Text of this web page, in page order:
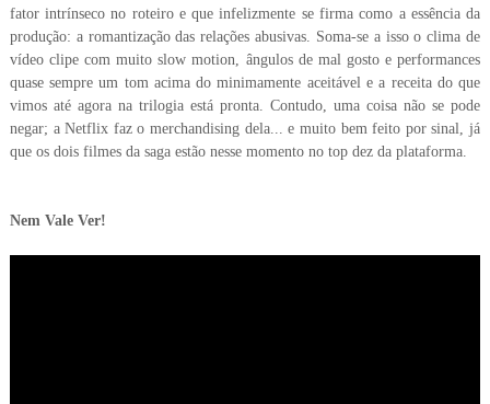
fator intrínseco no roteiro e que infelizmente se firma como a essência da
produção: a romantização das relações abusivas. Soma-se a isso o clima de
vídeo clipe com muito slow motion, ângulos de mal gosto e performances
quase sempre um tom acima do minimamente aceitável e a receita do que
vimos até agora na trilogia está pronta. Contudo, uma coisa não se pode
negar; a Netflix faz o merchandising dela... e muito bem feito por sinal, já
que os dois filmes da saga estão nesse momento no top dez da plataforma.
Nem Vale Ver!